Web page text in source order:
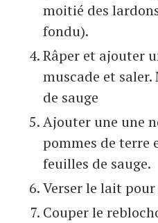
moitié des
fondu).
Râper et ajouter
muscade et
de sauge
Ajouter une une
pommes de terre
feuilles de sauge.
Verser le lait
Couper le